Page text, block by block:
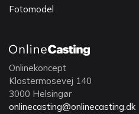
Fotomodel
Onlinekoncept
Klostermosevej 140
3000 Helsingør
onlinecasting@onlinecasting.dk